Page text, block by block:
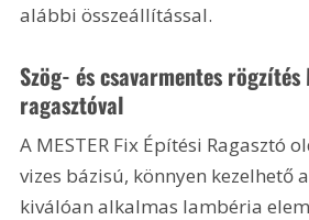
alábbi összeállítással.
Szög- és csavarmentes rögzítés
ragasztóval
A MESTER Fix Építési Ragasztó
vizes bázisú, könnyen kezelhető
kiválóan alkalmas lambéria